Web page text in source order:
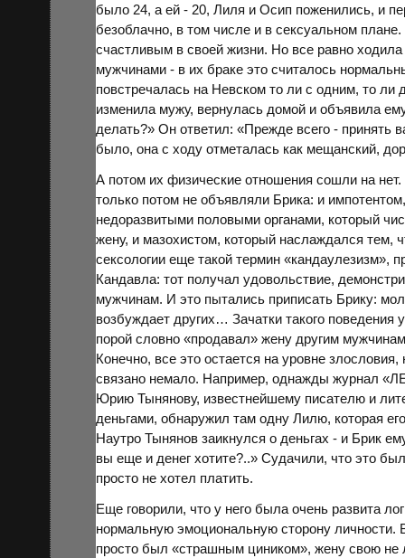
было 24, а ей - 20, Лиля и Осип поженились, и
безоблачно, в том числе и в сексуальном
счастливым в своей жизни. Но все равно
мужчинами - в их браке это считалось
повстречалась на Невском то ли с одним, то
изменила мужу, вернулась домой и объявила
делать?» Он ответил: «Прежде всего - принять
было, она с ходу отметалась как мещанский,
А потом их физические отношения сошли на
только потом не объявляли Брика: и
недоразвитыми половыми органами, который
жену, и мазохистом, который наслаждался тем,
сексологии еще такой термин «кандаулезизм»,
Кандавла: тот получал удовольствие,
мужчинам. И это пытались приписать Брику:
возбуждает других… Зачатки такого поведения
порой словно «продавал» жену другим
Конечно, все это остается на уровне
связано немало. Например, однажды журнал
Юрию Тынянову, известнейшему писателю и
деньгами, обнаружил там одну Лилю, которая
Наутро Тынянов заикнулся о деньгах - и Брик
вы еще и денег хотите?..» Судачили, что это
просто не хотел платить.
Еще говорили, что у него была очень развита
нормальную эмоциональную сторону личности.
просто был «страшным циником», жену свою не